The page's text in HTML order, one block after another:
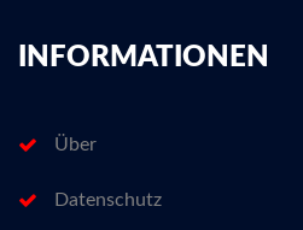
INFORMATIONEN
Über
Datenschutz